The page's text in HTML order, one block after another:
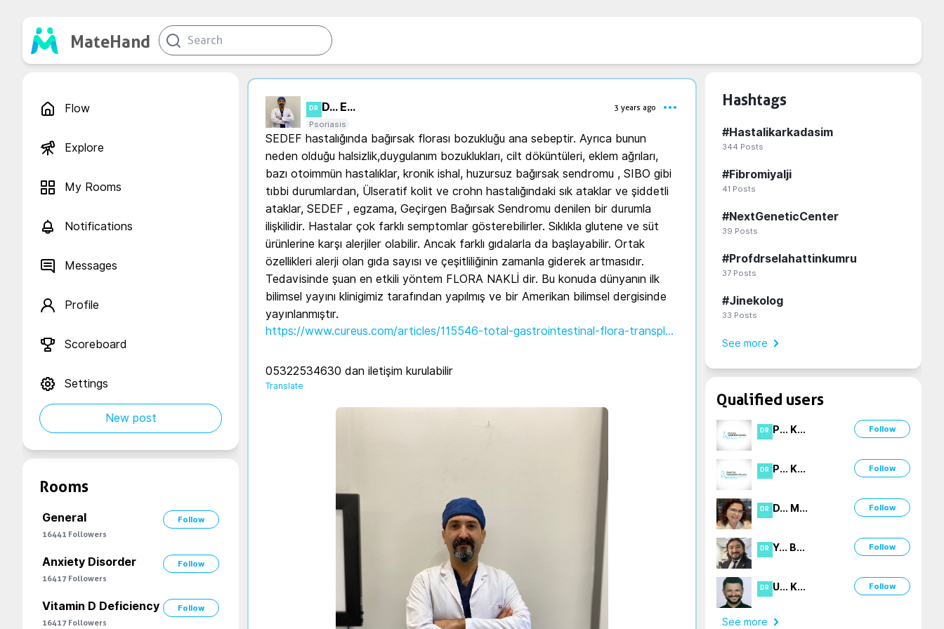
MateHand
Flow
Explore
My Rooms
Notifications
Messages
Profile
Scoreboard
Settings
New post
Rooms
General
Follow
16441 Followers
Anxiety Disorder
Follow
16417 Followers
Vitamin D Deficiency
Follow
16417 Followers
DR D... E...
3 years ago
Psoriasis
SEDEF hastalığında bağırsak florası bozukluğu ana sebeptir. Ayrıca bunun
neden olduğu halsizlik,duygulanım bozuklukları, cilt döküntüleri, eklem ağrıları,
bazı otoimmün hastalıklar, kronik ishal, huzursuz bağırsak sendromu , SIBO gibi
tıbbi durumlardan, Ülseratif kolit ve crohn hastalığındaki sık ataklar ve şiddetli
ataklar, SEDEF , egzama, Geçirgen Bağırsak Sendromu denilen bir durumla
ilişkilidir. Hastalar çok farklı semptomlar gösterebilirler. Sıklıkla glutene ve süt
ürünlerine karşı alerjiler olabilir. Ancak farklı gıdalarla da başlayabilir. Ortak
özellikleri alerji olan gıda sayısı ve çeşitliliğinin zamanla giderek artmasıdır.
Tedavisinde şuan en etkili yöntem FLORA NAKLİ dir. Bu konuda dünyanın ilk
bilimsel yayını klinigimiz tarafından yapılmış ve bir Amerikan bilimsel dergisinde
https://www.cureus.com/articles/115546-total-gastrointestinal-flora-transplantation-in-the-treatment-of-leaky-gut-syndrome-and-flora-loss#!/
05322534630 dan iletişim kurulabilir
Translate
Hashtags
#Hastalikarkadasim
344 Posts
#Fibromiyalji
41 Posts
#NextGeneticCenter
39 Posts
#Profdrselahattinkumru
37 Posts
#Jinekolog
33 Posts
See more
Qualified users
DR P... K... Follow
DR P... K... Follow
DR D... M... Follow
DR Y... B... Follow
DR U... K... Follow
See more